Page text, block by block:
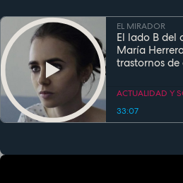
EL MIRADOR
El lado B del
María
trastornos
ACTUALIDAD Y
33:07